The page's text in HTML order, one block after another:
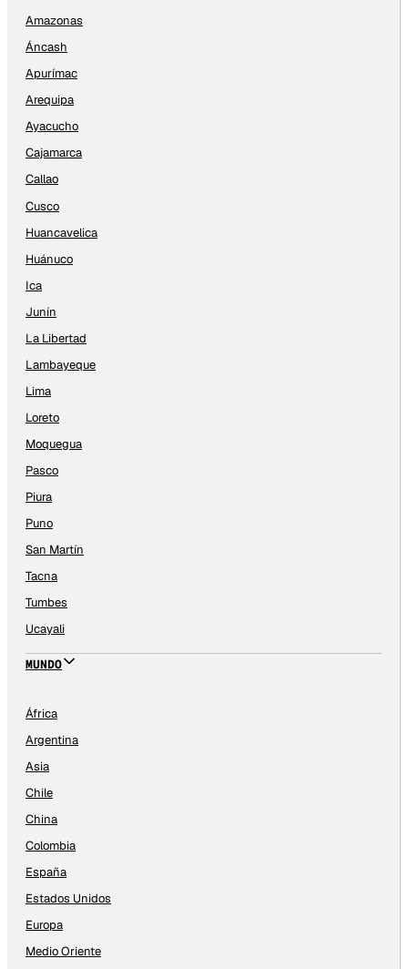
Amazonas
Áncash
Apurímac
Arequipa
Ayacucho
Cajamarca
Callao
Cusco
Huancavelica
Huánuco
Ica
Junín
La Libertad
Lambayeque
Lima
Loreto
Moquegua
Pasco
Piura
Puno
San Martín
Tacna
Tumbes
Ucayali
MUNDO
África
Argentina
Asia
Chile
China
Colombia
España
Estados Unidos
Europa
Medio Oriente